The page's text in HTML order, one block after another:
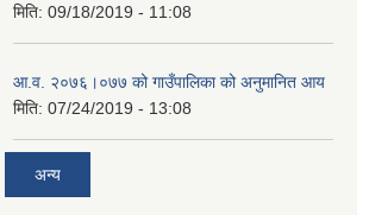
मिति: 09/18/2019 - 11:08
आ.व. २०७६।०७७ को गाउँपालिका को अनुमानित आय
मिति: 07/24/2019 - 13:08
अन्य